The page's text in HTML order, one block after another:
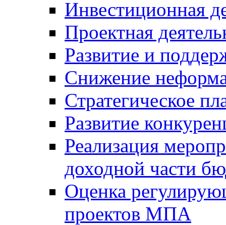
Инвестиционная
Проектная
Развитие и
Снижение
Стратегическое
Развитие
Реализация
доходной части
Оценка
проектов МПА